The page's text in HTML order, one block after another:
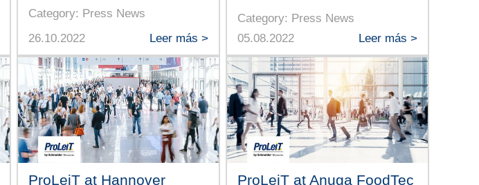
Category: Press News
26.10.2022
Leer más >
Category: Press News
05.08.2022
Leer más >
ProLeiT at Hannover
ProLeiT at Anuga FoodTec